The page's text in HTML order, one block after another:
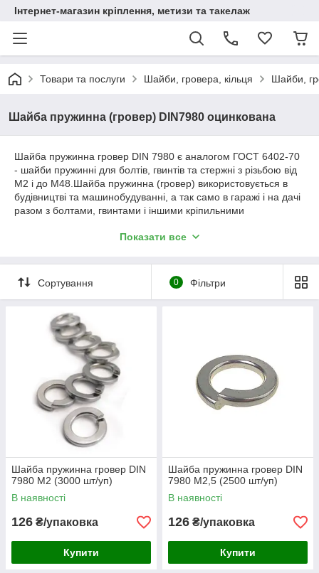
Інтернет-магазин кріплення, метизи та такелаж
Товари та послуги Шайби, гровера, кільця Шайби,
Шайба пружинна (гровер) DIN7980 оцинкована
Шайба пружинна гровер DIN 7980 є аналогом ГОСТ 6402-70
- шайби пружинні для болтів, гвинтів та стержні з різьбою від
М2 і до М48.Шайба пружинна (гровер) використовується в
будівництві та машинобудуванні, а так само в гаражі і на дачі
разом з болтами, гвинтами і іншими кріпильними
Застосовується для запобігання самооткручивания
Показати все
Сортування 0 Фільтри
Шайба пружинна гровер DIN
7980 М2 (3000 шт/уп)
В наявності
126 ₴/упаковка
Купити
Шайба пружинна гровер DIN
7980 М2,5 (2500 шт/уп)
В наявності
126 ₴/упаковка
Купити